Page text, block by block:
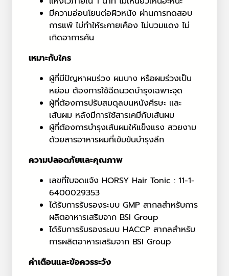
มีความอ่อนโยนต่อผิวหนัง ผ่านการทดสอบ
การแพ้ ไม่ทำให้ระคายเคือง ไม่บวมแดง ไม่
เกิดอาการคัน
เหมาะกับใคร
ผู้ที่มีปัญหาผมร่วง ผมบาง หรือผมร่วงเป็น
หย่อม ต้องการใช้ฉีดนวดบำรุงเฉพาะจุด
ผู้ที่ต้องการปรับสมดุลบนหนังศีรษะ และ
เส้นผม หลังมีการใช้สารเคมีกับเส้นผม
ผู้ที่ต้องการบำรุงเส้นผมให้แข็งแรง สวยงาม
ด้วยสารอาหารผมที่เข้มข้นบำรุงลึก
ความปลอดภัยและคุณภาพ
เลขที่ใบจดแจ้ง HORSY Hair Tonic : 11-1-
6400029353
ได้รับการรับรองระบบ GMP สากลสำหรับการ
ผลิตอาหารเสริมจาก BSI Group
ได้รับการรับรองระบบ HACCP สากลสำหรับ
การผลิตอาหารเสริมจาก BSI Group
คำเตือนและข้อควรระวัง